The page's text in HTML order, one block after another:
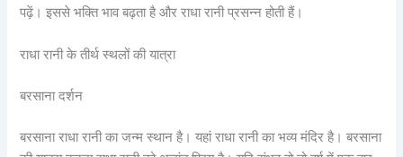
पढ़ें। इससे भक्ति भाव बढ़ता है और राधा रानी प्रसन्न होती हैं।
राधा रानी के तीर्थ स्थलों की यात्रा
बरसाना दर्शन
बरसाना राधा रानी का जन्म स्थान है। यहां राधा रानी का भव्य मंदिर है। बरसाना